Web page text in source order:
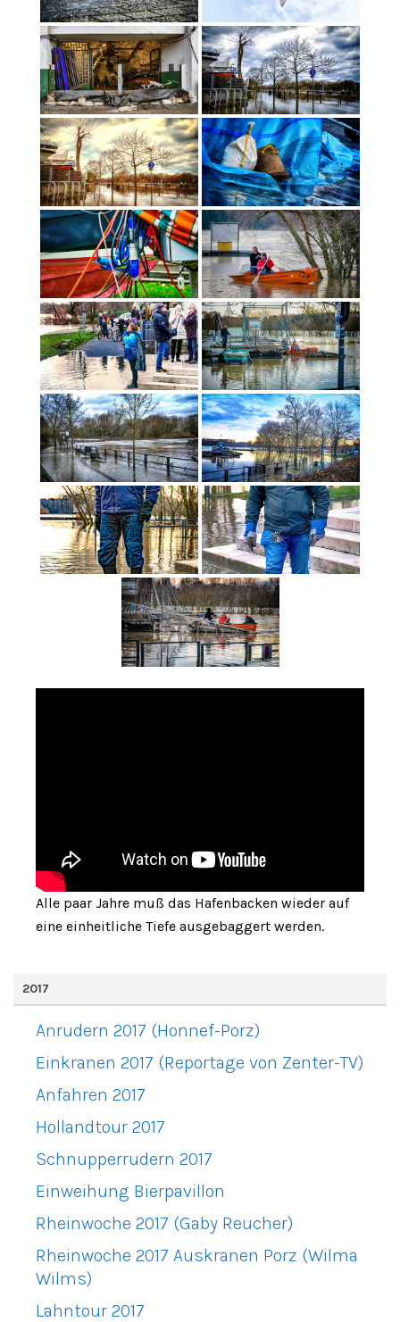
Alle paar Jahre muß das Hafenbacken wieder auf
eine einheitliche Tiefe ausgebaggert werden.
2017
Anrudern 2017 (Honnef-Porz)
Einkranen 2017 (Reportage von Zenter-TV)
Anfahren 2017
Hollandtour 2017
Schnupperrudern 2017
Einweihung Bierpavillon
Rheinwoche 2017 (Gaby Reucher)
Rheinwoche 2017 Auskranen Porz (Wilma
Wilms)
Lahntour 2017